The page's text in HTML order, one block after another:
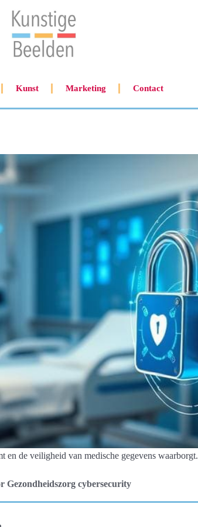
Kunst Marketing Contact
en de veiligheid van medische gegevens waarborgt.
Gezondheidszorg cybersecurity